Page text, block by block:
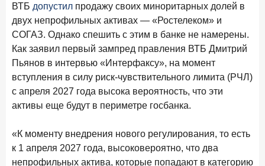
2026 года
12 марта 2026 года
Банки ускорили работу с претензиями
Рассылка Frank RG
Итоги недели, наша трактовка основных событий
на банковском рынке
ВТБ допустил продажу своих миноритарных долей в
двух непрофильных активах — «Ростелеком» и
СОГАЗ. Однако спешить с этим в банке не намерены.
Как заявил первый зампред правления ВТБ Дмитрий
Пьянов в интервью «Интерфаксу», на момент
вступления в силу риск-чувствительного лимита (РЧЛ)
с апреля 2027 года высока вероятность, что эти
активы еще будут в периметре госбанка.
«К моменту внедрения нового регулирования, то есть
к 1 апреля 2027 года, высоковероятно, что два
непрофильных актива, которые попадают в категорию